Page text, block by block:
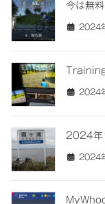
今は無
2024
2024
2024年
2024